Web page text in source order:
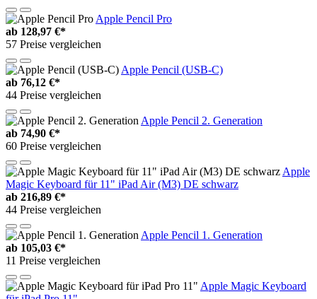
Apple Pencil Pro
ab 128,97 €*
57 Preise vergleichen
Apple Pencil (USB-C)
ab 76,12 €*
44 Preise vergleichen
Apple Pencil 2. Generation
ab 74,90 €*
60 Preise vergleichen
Apple
Magic Keyboard für 11" iPad Air (M3) DE schwarz
ab 216,89 €*
44 Preise vergleichen
Apple Pencil 1. Generation
ab 105,03 €*
11 Preise vergleichen
Apple Magic Keyboard